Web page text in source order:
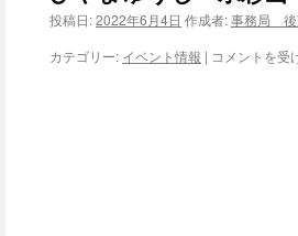
投稿日:2022年6月4日 作成者:事務局
カテゴリー: イベント情報 | ひ
コメントを受